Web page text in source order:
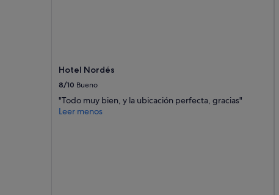
Hotel Nordés
8/10 Bueno
"Todo muy bien, y la ubicación perfecta, gracias"
Leer menos